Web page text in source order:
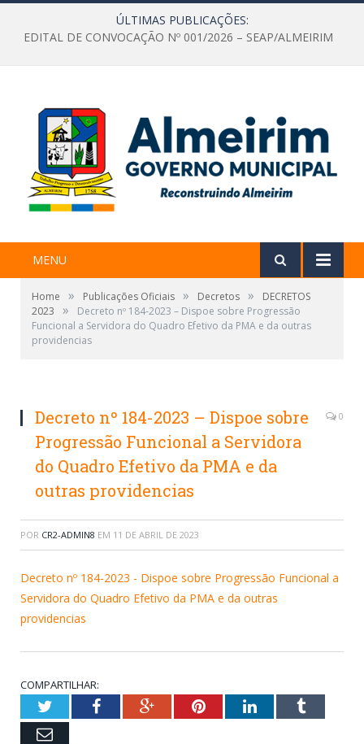
ÚLTIMAS PUBLICAÇÕES:
EDITAL DE CONVOCAÇÃO Nº 001/2026 – SEAP/ALMEIRIM
MENU
Home » Publicações Oficiais » Decretos »
DECRETOS
2023
»
Decreto nº 184-2023 – Dispoe sobre Progressão
Funcional a Servidora do Quadro Efetivo da PMA e da outras
providencias
Decreto nº 184-2023 – Dispoe sobre
Progressão Funcional a Servidora
do Quadro Efetivo da PMA e da
outras providencias
0
POR CR2-ADMIN8 EM 11 DE ABRIL DE 2023
Decreto nº 184-2023 - Dispoe sobre Progressão Funcional a
Servidora do Quadro Efetivo da PMA e da outras
providencias
COMPARTILHAR:
TwitterFacebookGoogle+PinterestLinkedInTumblr
Email